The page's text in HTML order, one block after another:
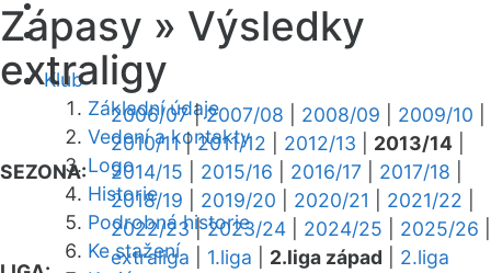
Klub
Základní údaje
Vedení a kontakty
Logo
Historie
Podrobná historie
Ke stažení
Zápasy » Výsledky
extraligy
SEZONA:
2006/07|2007/08 2008/09 2009/10
2010/11|2011/12 2012/13 2013/14
2014/15
2015/16 2016/17 2017/18
2018/19
2019/20 2020/21 2021/22
2022/23|2023/24 2024/25 2025/26
extraliga 1.liga 2.liga západ
2.liga